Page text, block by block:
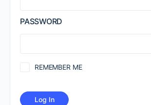
PASSWORD
REMEMBER ME